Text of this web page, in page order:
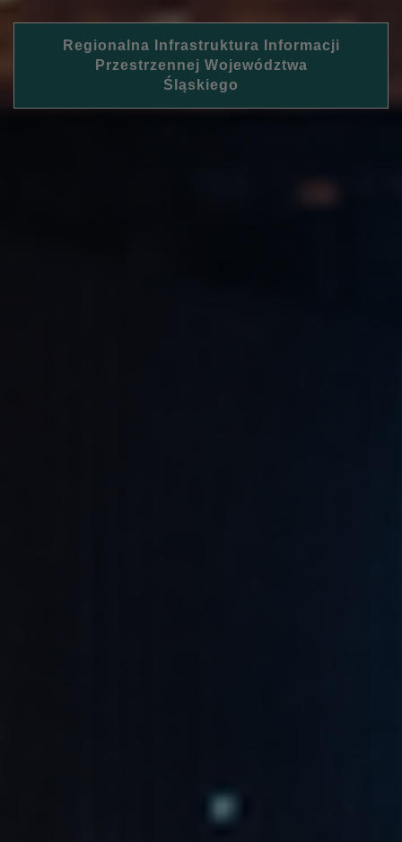
Regionalna Infrastruktura Informacji
Przestrzennej Województwa
Śląskiego